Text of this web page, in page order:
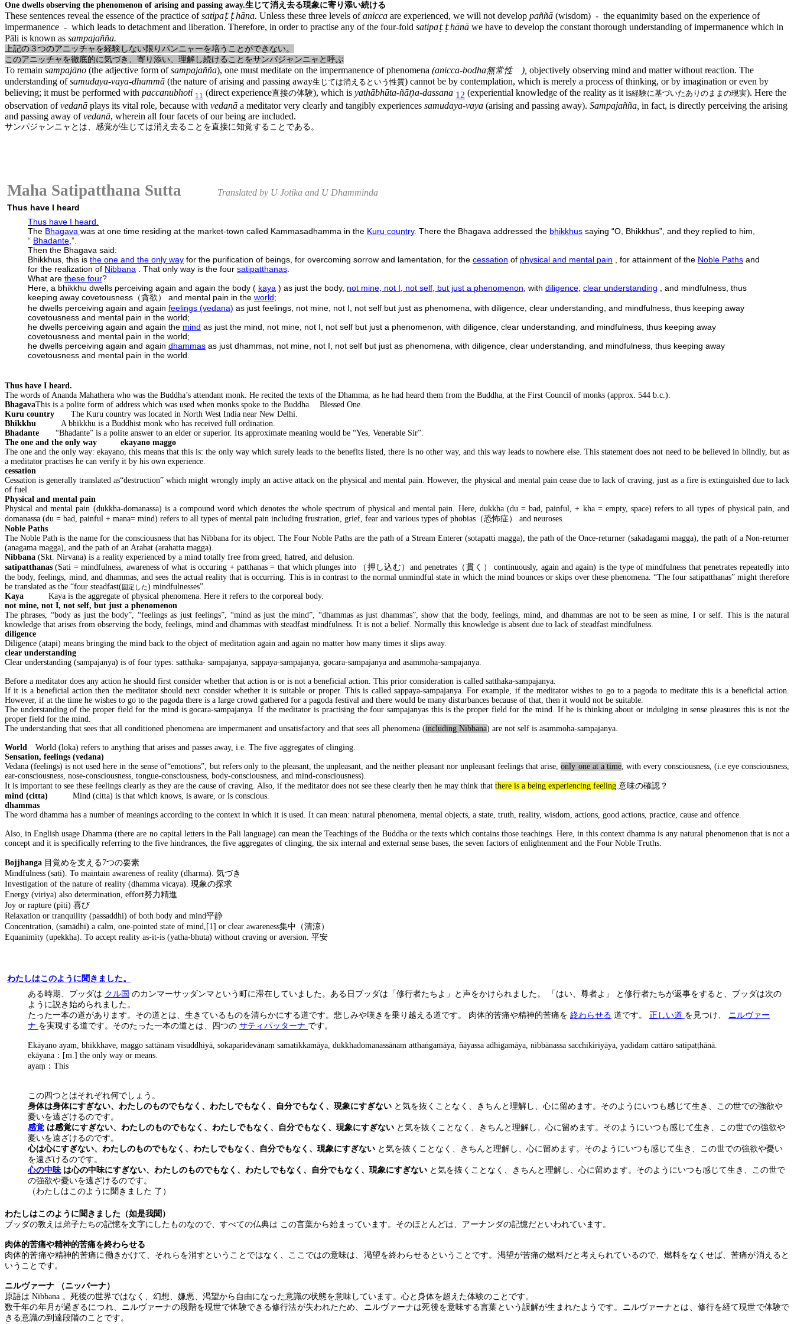
One dwells observing the phenomenon of arising and passing away.生じて消え去る現象に寄り添い続ける
These sentences reveal the essence of the practice ofsatipaṭṭhāna. Unless these three levels ofanicca are experienced, we will not develop paññā (wisdom) - the equanimity based on the experience of
impermanence - which leads to detachment and liberation. Therefore, in order to practise any of the four-fold satipaṭṭhānā we have to develop the constant thorough understanding of impermanence which in
Pāli is known as sampajañña.
上記の３つのアニッチャを経験しない限りパンニャーを培うことができない。
このアニッチャを徹底的に気づき、寄り添い、理解し続けることをサンパジャンニャと呼ぶ
To remain sampajāno (the adjective form ofsampajañña), one must meditate on the impermanence of phenomena (anicca-bodha無常性 ), objectively observing mind and matter without reaction. The
understanding ofsamudaya-vaya-dhammā (the nature of arising and passing away生じては消えるという性質) cannot be by contemplation, which is merely a process of thinking, or by imagination or even by
believing; it must be performed with paccanubhoti 11 (direct experience直接の体験), which is yathābhūta-ñāṇa-dassana 12 (experiential knowledge of the reality as it is経験に基づいたありのままの現実). Here the
observation ofvedanā plays its vital role, because with vedanā a meditator very clearly and tangibly experiences samudaya-vaya (arising and passing away). Sampajañña, in fact, is directly perceiving the arising
and passing away ofvedanā, wherein all four facets of our being are included.
サンパジャンニャとは、感覚が生じては消え去ることを直接に知覚することである。
Maha Satipatthana Sutta Translated by U Jotika and U Dhamminda
Thus have I heard
Thus have I heard.
The Bhagava was at one time residing at the market-town called Kammasadhamma in the Kuru country. There the Bhagava addressed the bhikkhus saying “O, Bhikkhus”, and they replied to him,
“ Bhadante,”.
Then the Bhagava said:
Bhikkhus, this is the one and the only way for the purification of beings, for overcoming sorrow and lamentation, for the cessation of physical and mental pain , for attainment of the Noble Paths and
for the realization of Nibbana . That only way is the four satipatthanas.
What are these four?
Here, a bhikkhu dwells perceiving again and again the body ( kaya ) as just the body, not mine, not I, not self, but just a phenomenon, with diligence, clear understanding , and mindfulness, thus
keeping away covetousness （貪欲） and mental pain in the world;
he dwells perceiving again and again feelings (vedana) as just feelings, not mine, not I, not self but just as phenomena, with diligence, clear understanding, and mindfulness, thus keeping away
covetousness and mental pain in the world;
he dwells perceiving again and again the mind as just the mind, not mine, not I, not self but just a phenomenon, with diligence, clear understanding, and mindfulness, thus keeping away
covetousness and mental pain in the world;
he dwells perceiving again and again dhammas as just dhammas, not mine, not I, not self but just as phenomena, with diligence, clear understanding, and mindfulness, thus keeping away
covetousness and mental pain in the world.
Thus have I heard.
The words of Ananda Mahathera who was the Buddha’s attendant monk. He recited the texts of the Dhamma, as he had heard them from the Buddha, at the First Council of monks (approx. 544 b.c.).
BhagavaThis is a polite form of address which was used when monks spoke to the Buddha.
Blessed One.
Kuru country
The Kuru country was located in North West India near New Delhi.
Bhikkhu
A bhikkhu is a Buddhist monk who has received full ordination.
Bhadante
“Bhadante” is a polite answer to an elder or superior. Its approximate meaning would be “Yes, Venerable Sir”.
The one and the only way
ekayano maggo
The one and the only way: ekayano, this means that this is: the only way which surely leads to the benefits listed, there is no other way, and this way leads to nowhere else. This statement does not need to be believed in blindly, but as
a meditator practises he can verify it by his own experience.
cessation
Cessation is generally translated as“destruction” which might wrongly imply an active attack on the physical and mental pain. However, the physical and mental pain cease due to lack of craving, just as a fire is extinguished due to lack
of fuel.
Physical and mental pain
Physical and mental pain (dukkha-domanassa) is a compound word which denotes the whole spectrum of physical and mental pain. Here, dukkha (du = bad, painful, + kha = empty, space) refers to all types of physical pain, and
domanassa (du = bad, painful + mana= mind) refers to all types of mental pain including frustration, grief, fear and various types of phobias （恐怖症）
and neuroses.
Noble Paths
The Noble Path is the name for the consciousness that has Nibbana for its object. The Four Noble Paths are the path of a Stream Enterer (sotapatti magga), the path of the Once-returner (sakadagami magga), the path of a Non-returner
(anagama magga), and the path of an Arahat (arahatta magga).
Nibbana (Skt. Nirvana) is a reality experienced by a mind totally free from greed, hatred, and delusion.
satipatthanas (Sati = mindfulness, awareness of what is occuring + patthanas = that which plunges into （押し込む） and penetrates（貫く）
continuously, again and again) is the type of mindfulness that penetrates repeatedly into
the body, feelings, mind, and dhammas, and sees the actual reality that is occurring. This is in contrast to the normal unmindful state in which the mind bounces or skips over these phenomena. “The four satipatthanas” might therefore
be translated as the “four steadfast(固定した) mindfulnesses”.
Kaya
Kaya is the aggregate of physical phenomena. Here it refers to the corporeal body.
not mine, not I, not self, but just a phenomenon
The phrases, “body as just the body”, “feelings as just feelings”, “mind as just the mind”, “dhammas as just dhammas”, show that the body, feelings, mind, and dhammas are not to be seen as mine, I or self. This is the natural
knowledge that arises from observing the body, feelings, mind and dhammas with steadfast mindfulness. It is not a belief. Normally this knowledge is absent due to lack of steadfast mindfulness.
diligence
Diligence (atapi) means bringing the mind back to the object of meditation again and again no matter how many times it slips away.
clear understanding
Clear understanding (sampajanya) is of four types: satthaka- sampajanya, sappaya-sampajanya, gocara-sampajanya and asammoha-sampajanya.
Before a meditator does any action he should first consider whether that action is or is not a beneficial action. This prior consideration is called satthaka-sampajanya.
If it is a beneficial action then the meditator should next consider whether it is suitable or proper. This is called sappaya-sampajanya. For example, if the meditator wishes to go to a pagoda to meditate this is a beneficial action.
However, if at the time he wishes to go to the pagoda there is a large crowd gathered for a pagoda festival and there would be many disturbances because of that, then it would not be suitable.
The understanding of the proper field for the mind is gocara-sampajanya. If the meditator is practising the four sampajanyas this is the proper field for the mind. If he is thinking about or indulging in sense pleasures this is not the
proper field for the mind.
The understanding that sees that all conditioned phenomena are impermanent and unsatisfactory and that sees all phenomena (including Nibbana) are not self is asammoha-sampajanya.
World
World (loka) refers to anything that arises and passes away, i.e. The five aggregates of clinging.
Sensation, feelings (vedana)
Vedana (feelings) is not used here in the sense of“emotions”, but refers only to the pleasant, the unpleasant, and the neither pleasant nor unpleasant feelings that arise,only one at a time, with every consciousness, (i.e eye consciousness,
ear-consciousness, nose-consciousness, tongue-consciousness, body-consciousness, and mind-consciousness).
It is important to see these feelings clearly as they are the cause of craving. Also, if the meditator does not see these clearly then he may think that there is a being experiencing feeling.意味の確認？
mind (citta)
Mind (citta) is that which knows, is aware, or is conscious.
dhammas
The word dhamma has a number of meanings according to the context in which it is used. It can mean: natural phenomena, mental objects, a state, truth, reality, wisdom, actions, good actions, practice, cause and offence.
Also, in English usage Dhamma (there are no capital letters in the Pali language) can mean the Teachings of the Buddha or the texts which contains those teachings. Here, in this context dhamma is any natural phenomenon that is not a
concept and it is specifically referring to the five hindrances, the five aggregates of clinging, the six internal and external sense bases, the seven factors of enlightenment and the Four Noble Truths.
Bojjhanga 目覚めを支える7つの要素
Mindfulness (sati). To maintain awareness of reality (dharma). 気づき
Investigation of the nature of reality (dhamma vicaya). 現象の探求
Energy (viriya) also determination, effort努力精進
Joy or rapture (pīti) 喜び
Relaxation or tranquility (passaddhi) of both body and mind平静
Concentration, (samādhi) a calm, one-pointed state of mind,[1] or clear awareness集中（清涼）
Equanimity (upekkha). To accept reality as-it-is (yatha-bhuta) without craving or aversion. 平安
わたしはこのように聞 きました。
ある時期、ブッダは クル国 のカンマーサッダンマという町に滞在していました。ある日ブッダは「修行者たちよ」と声をかけられました。 「はい、尊者よ」 と修行者たちが返事をすると、ブッダは次の
ように説き始められました。
たった一本の道があります。その道とは、生きているものを清らかにする道です。悲しみや嘆きを乗り越える道です。 肉体的苦痛や精神的苦痛を 終わ らせる 道です。 正し い道 を見つけ、 ニルヴァー
ナ を実現する道です。そのたった一本の道とは、四つの サティパッ ターナ です。
Ekāyano ayaṃ, bhikkhave, maggo sattānaṃ visuddhiyā, sokaparidevānaṃ samatikkamāya, dukkhadomanassānaṃ atthaṅgamāya, ñāyassa adhigamāya, nibbānassa sacchikiriyāya, yadidaṃ cattāro satipaṭṭhānā.
ekāyana ： [m.] the only way or means.
ayaṃ ： This
この四つとはそれぞれ何でしょう。
身体は身体にすぎない、わたしのものでもなく、わたしでもなく、自分でもなく、現象にすぎない と気を抜くことなく、きちんと理解し、心に留めます。そのようにいつも感じて生き、この世での強欲や
憂いを遠ざけるのです。
感覚 は感覚にすぎない、わたしのものでもなく、わたしでもなく、自分でもなく、現象にすぎない と気を抜くことなく、きちんと理解し、心に留めます。そのようにいつも感じて生き、この世での強欲や
憂いを遠ざけるのです。
心は心にすぎない、わたしのものでもなく、わたしでもなく、自分でもなく、現象にすぎない と気を抜くことなく、きちんと理解し、心に留めます。そのようにいつも感じて生き、この世での強欲や憂い
を遠ざけるのです。
心の中味 は心の中味にすぎない、わたしのものでもなく、わたしでもなく、自分でもなく、現象にすぎない と気を抜くことなく、きちんと理解し、心に留めます。そのようにいつも感じて生き、この世で
の強欲や憂いを遠ざけるのです。
（わたしはこのように聞きました 了）
わたしはこのように聞きました（如是我聞）
ブッダの教えは弟子たちの記憶を文字にしたものなので、すべての仏典は この言葉から始まっています。そのほとんどは、アーナンダの記憶だといわれています。
肉体的苦痛や精神的苦痛を終わらせる
肉体的苦痛や精神的苦痛に働きかけて、それらを消すということではなく、ここではの意味は、渇望を終わらせるということです。渇望が苦痛の燃料だと考えられているので、燃料をなくせば、苦痛が消えると
いうことです。
ニルヴァーナ （ニッバーナ）
原語は Nibbana 。死後の世界ではなく、幻想、嫌悪、渇望から自由になった意識の状態を意味しています。心と身体を超えた体験のことです。
数千年の年月が過ぎるにつれ、ニルヴァーナの段階を現世で体験できる修行法が失われたため、ニルヴァーナは死後を意味する言葉という誤解が生まれたようです。ニルヴァーナとは、修行を経て現世で体験で
きる意識の到達段階のことです。